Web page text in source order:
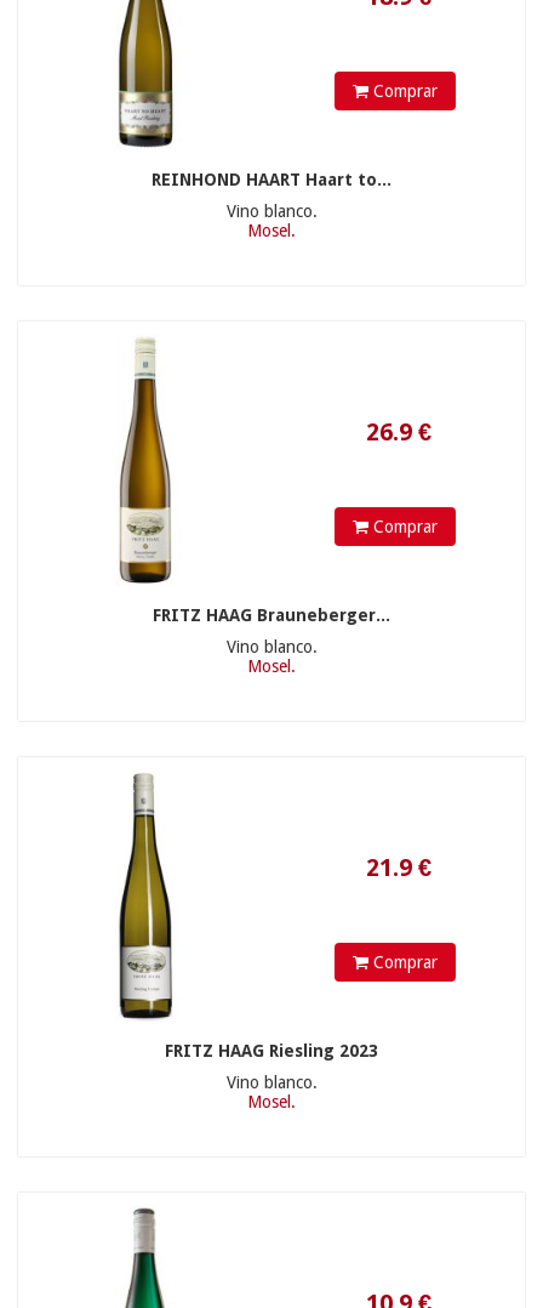
Comprar
REINHOND HAART Haart to...
Vino blanco.
Mosel.
Comprar
FRITZ HAAG Brauneberger...
Vino blanco.
Mosel.
Comprar
FRITZ HAAG Riesling 2023
Vino blanco.
Mosel.
10.9€
53.9€